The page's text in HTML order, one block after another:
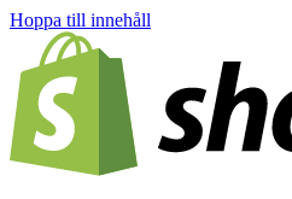
Hoppa till innehåll